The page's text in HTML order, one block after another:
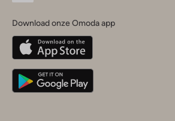
Belgique(Français)
Deutschland
Download onze Omoda app